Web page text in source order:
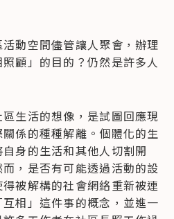
動空間儘管讓人聚會，辦理
顧」的目的？仍然是許多人
生活的想像，是試圖回應現
係的種種解離。個體化的生
身的生活和其他人切割開
，是否有可能透過活動的設
被解構的社會網絡重新被連
相」這件事的概念，並進一